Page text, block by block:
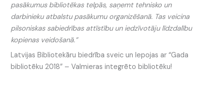
pasākumus bibliotēkas telpās, saņemt tehnisko un
darbinieku atbalstu pasākumu organizēšanā. Tas veicina
pilsoniskas sabiedrības attīstību un iedzīvotāju līdzdalību
kopienas veidošanā.”
Latvijas Bibliotekāru biedrība sveic un lepojas ar “Gada
bibliotēku 2018” – Valmieras integrēto bibliotēku!